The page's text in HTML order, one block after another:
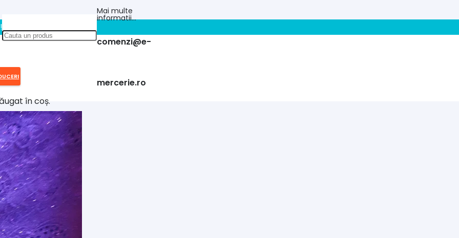
Mai multe
informatii…
comenzi@e-
mercerie.ro
în coș.